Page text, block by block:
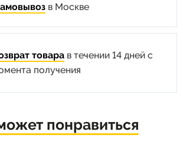
в Москве
товарав течении 14 дней с
получения
понравиться